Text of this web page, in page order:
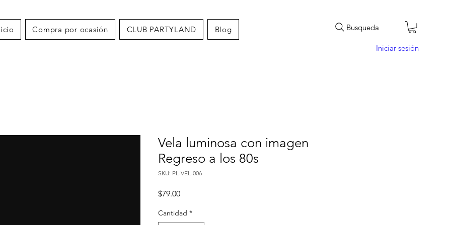
Compra por ocasión CLUB PARTYLAND Blog Busqueda
Iniciar sesión
Vela luminosa con imagen
Regreso a los 80s
SKU: PL-VEL-006
$79.00Precio
Cantidad *